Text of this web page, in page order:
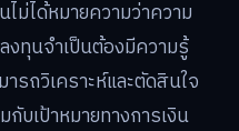
ไม่ได้หมายความว่าความ
งทุนจำเป็นต้องมีความรู้
รถวิเคราะห์และตัดสินใจ
บเป้าหมายทางการเงิน